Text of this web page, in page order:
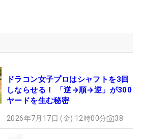
ドラコン女子プロはシャフトを3回
しならせる！ 「逆→順→逆」が300
ヤードを生む秘密
2026年7月17日 (金) 12時00分 38